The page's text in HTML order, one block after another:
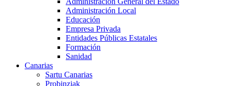
Administración Local
Educación
Empresa Privada
Entidades Públicas Estatales
Formación
Sanidad
Canarias
Sartu Canarias
Probinziak